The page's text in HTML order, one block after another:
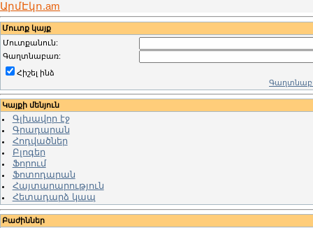
ԱրմԷկո.am
Մուտք կայք
Մուտքանուն:
Գաղտնաբառ:
Հիշել ինձ
Կայքի մենյուն
Գլխավոր էջ
Գրադարան
Հոդվածներ
Բլոգեր
Ֆորում
Ֆոտոդարան
Հայտարարություն
Հետադարձ կապ
Բաժիններ